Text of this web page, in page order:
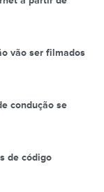
vão ser filmados
condução se
de código